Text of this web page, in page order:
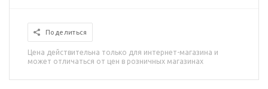
Поделиться
Цена действительна только для интернет-магазина и
может отличаться от цен в розничных магазинах